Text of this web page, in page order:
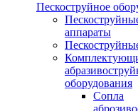
Пескоструйное
аппараты
оборудования
Сопла